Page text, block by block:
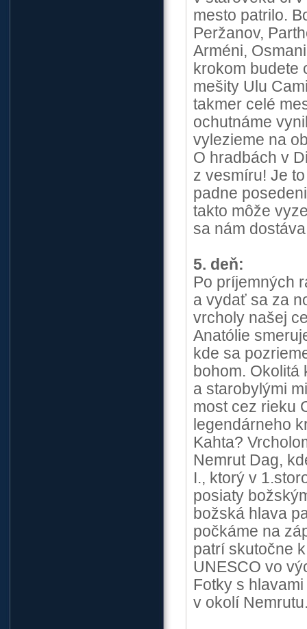
mesto patrilo.
Peržanov,
Arméni,
krokom budete
mešity Ulu
takmer celé
ochutnáme
vylezieme na
O hradbách v
z vesmíru! Je
padne
takto môže
sa nám
5. deň:
Po príjemných
a vydať sa za
vrcholy našej
Anatólie
kde sa
bohom.
a starobylými
most cez rieku
legendárneho
Kahta?
Nemrut Dag,
I., ktorý v
posiaty
božská hlava
počkáme na
patrí skutočne
UNESCO vo
Fotky s
v okolí